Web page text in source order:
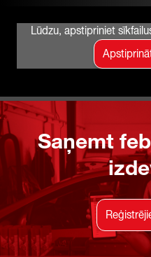
Lūdzu, apstipriniet
Saņemt